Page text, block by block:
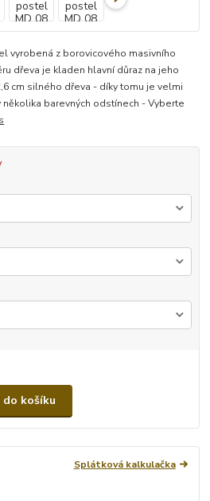
vyrobená z borovicového masivního
dřeva je kladen hlavní důraz na jeho
cm silného dřeva - díky tomu je velmi
barevných odstínech - Vyberte
košíku
Splátková kalkulačka